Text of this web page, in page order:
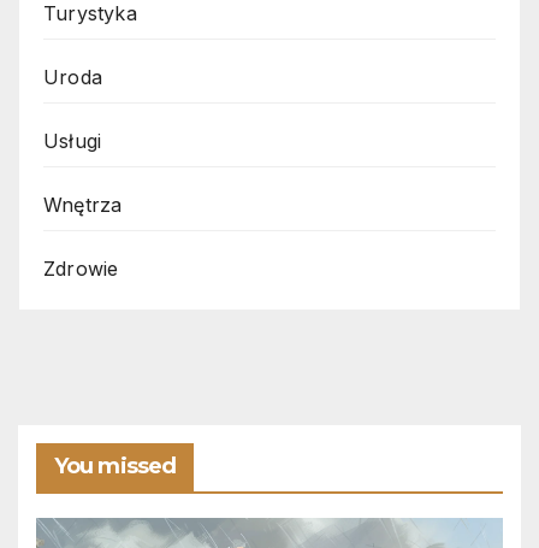
Turystyka
Uroda
Usługi
Wnętrza
Zdrowie
You missed